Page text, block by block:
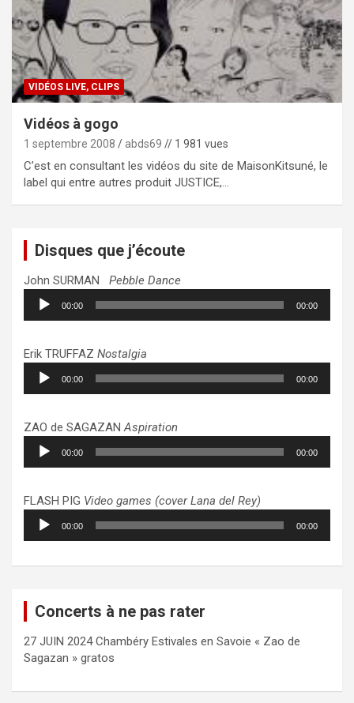
VIDÉOS LIVE, CLIPS
Vidéos à gogo
1 septembre 2008 abds69 // 1 981 vues
C’est en consultant les vidéos du site de MaisonKitsuné, le
label qui entre autres produit JUSTICE,…
Disques que j’écoute
John SURMAN Pebble Dance
Lecteur
audio
00:00 00:00
Erik TRUFFAZ Nostalgia
Lecteur
audio
00:00 00:00
ZAO de SAGAZANAspiration
Lecteur
audio
00:00 00:00
FLASH PIG Video games (cover Lana del Rey)
Lecteur
audio
00:00 00:00
Concerts à ne pas rater
27 JUIN 2024 Chambéry Estivales en Savoie « Zao de
Sagazan » gratos